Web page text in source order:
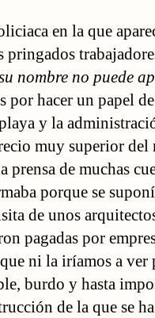
en la que
pringados
nombre no puede
por hacer un papel de
y la
muy superior del
de muchas
porque se
de unos
pagadas por
ni la iríamos a ver
burdo y hasta
de la que se